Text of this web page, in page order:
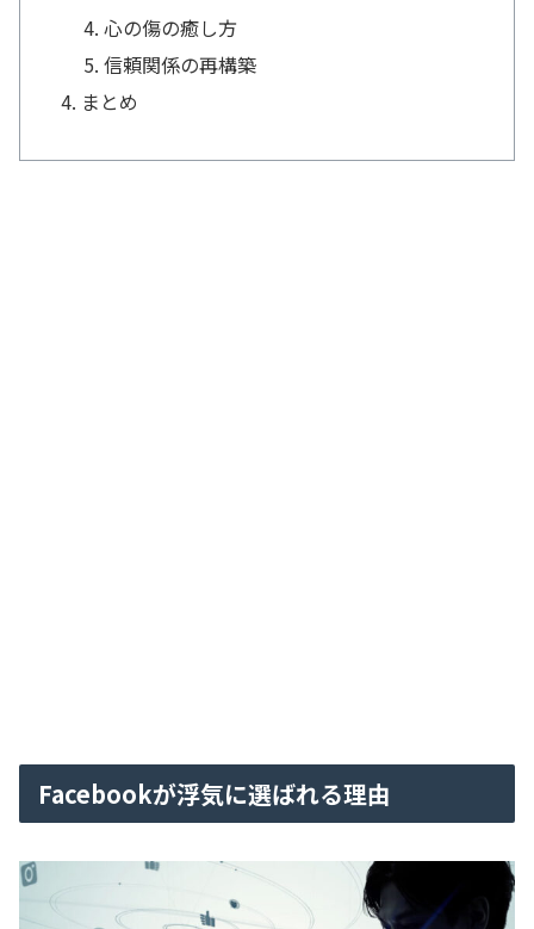
心の傷の癒し方
信頼関係の再構築
まとめ
Facebookが浮気に選ばれる理由